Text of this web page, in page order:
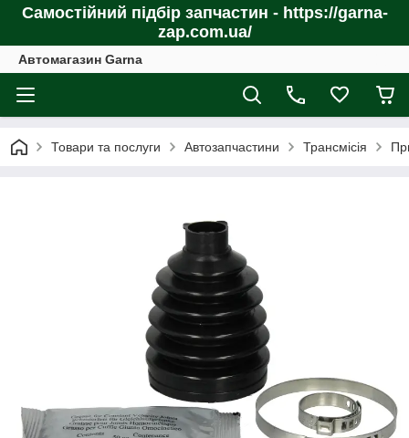
Самостійний підбір запчастин - https://garna-
zap.com.ua/
Автомагазин Garna
Товари та послуги Автозапчастини Трансмісія